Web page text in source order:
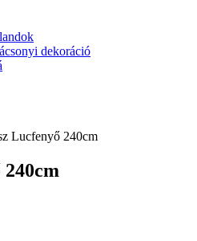
dekoráció
Lucfenyő 240cm